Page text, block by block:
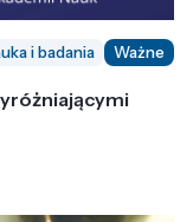
i badania Ważne